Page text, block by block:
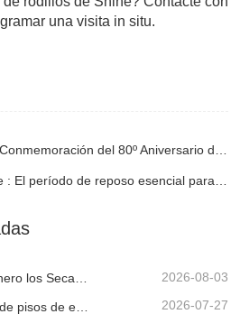
una visita in situ.
¿Realmente Ahorran Dinero los Secadores de Chapa Más Grandes? 2026-08-03
2026-07-27